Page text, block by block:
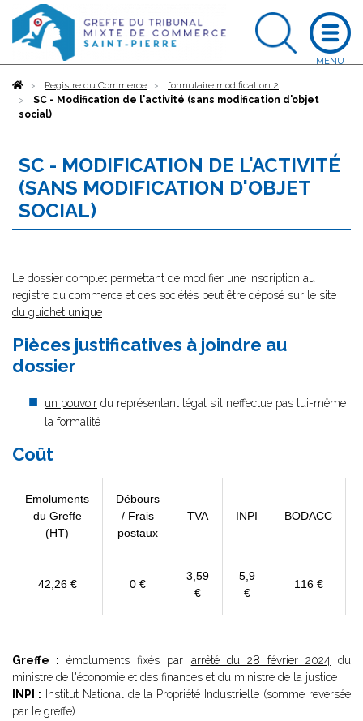
AccueilRegistre du Commerce
formulaire modification 2
SC - Modification de l'activité (sans modification d'objet
social)
SC - MODIFICATION DE L'ACTIVITÉ
(SANS MODIFICATION D'OBJET
SOCIAL)
Le dossier complet permettant de modifier une inscription au
registre du commerce et des sociétés peut être déposé sur le site
du guichet unique
Pièces justificatives à joindre au
dossier
un pouvoir du représentant légal s’il n’effectue pas lui-même
la formalité
Coût
Emoluments
du Greffe
(HT)
Débours
/ Frais
postaux
TVA INPI BODACC
42,26 € 0 €
3,59
€
5,9
€
116 €
Greffe : émoluments fixés par arrêté du 28 février 2024 du
ministre de l'économie et des finances et du ministre de la justice
INPI : Institut National de la Propriété Industrielle (somme reversée
par le greffe)